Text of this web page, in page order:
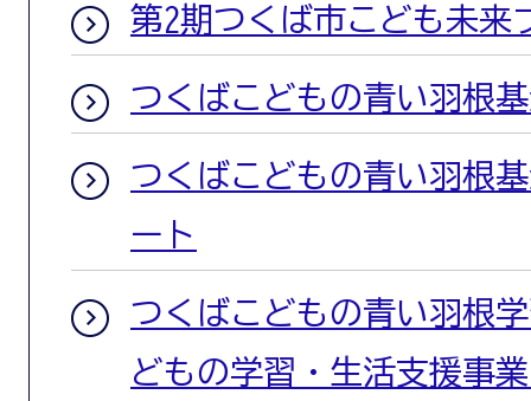
第2期つくば市こども未来
つくばこどもの青い羽根
つくばこどもの青い羽根
ート
つくばこどもの青い羽根
どもの学習・生活支援事